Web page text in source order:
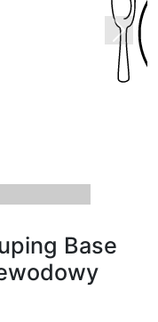
Next
Base